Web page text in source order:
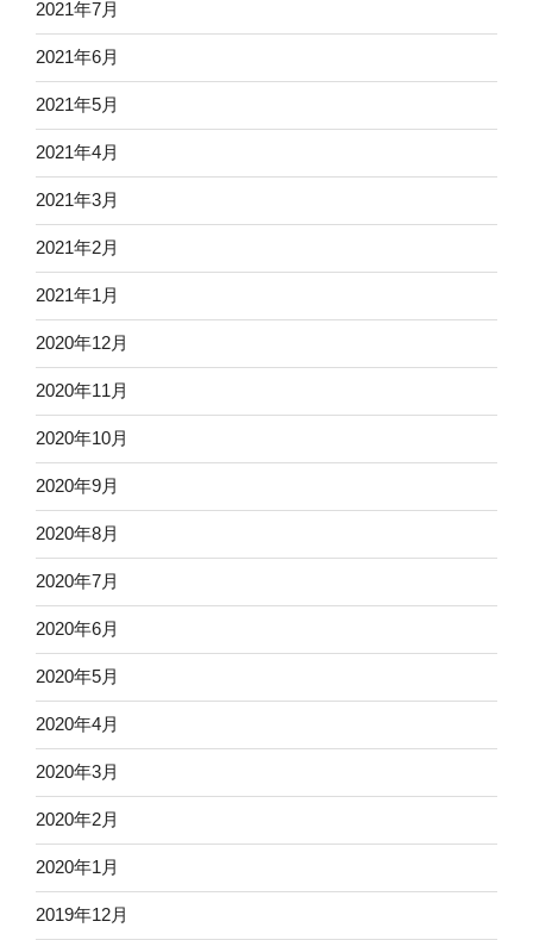
2021年7月
2021年6月
2021年5月
2021年4月
2021年3月
2021年2月
2021年1月
2020年12月
2020年11月
2020年10月
2020年9月
2020年8月
2020年7月
2020年6月
2020年5月
2020年4月
2020年3月
2020年2月
2020年1月
2019年12月